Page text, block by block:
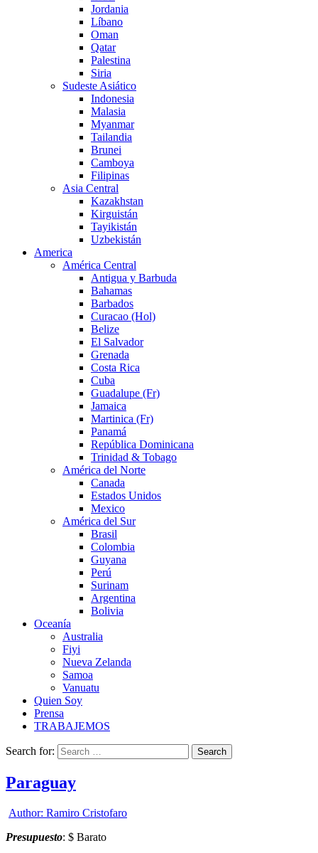
Jordania
Líbano
Oman
Qatar
Palestina
Siria
Sudeste Asiático
Indonesia
Malasia
Myanmar
Tailandia
Brunei
Camboya
Filipinas
Asia Central
Kazakhstan
Kirguistán
Tayikistán
Uzbekistán
America
América Central
Antigua y Barbuda
Bahamas
Barbados
Curacao (Hol)
Belize
El Salvador
Grenada
Costa Rica
Cuba
Guadalupe (Fr)
Jamaica
Martinica (Fr)
Panamá
República Dominicana
Trinidad & Tobago
América del Norte
Canada
Estados Unidos
Mexico
América del Sur
Brasil
Colombia
Guyana
Perú
Surinam
Argentina
Bolivia
Oceanía
Australia
Fiyi
Nueva Zelanda
Samoa
Vanuatu
Quien Soy
Prensa
TRABAJEMOS
Search for:
Paraguay
Author: Ramiro Cristofaro
Presupuesto: $ Barato